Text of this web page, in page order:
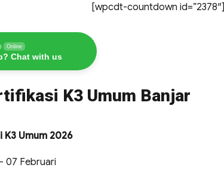
[wpcdt-countdown id=”2378″]
Online
Chat with us
K3 Umum Banjar
K3 Umum 2026
07 Februari